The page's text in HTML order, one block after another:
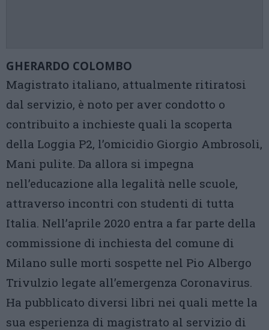
GHERARDO COLOMBO
Magistrato italiano, attualmente ritiratosi
dal servizio, è noto per aver condotto o
contribuito a inchieste quali la scoperta
della Loggia P2, l’omicidio Giorgio Ambrosoli,
Mani pulite. Da allora si impegna
nell’educazione alla legalità nelle scuole,
attraverso incontri con studenti di tutta
Italia. Nell’aprile 2020 entra a far parte della
commissione di inchiesta del comune di
Milano sulle morti sospette nel Pio Albergo
Trivulzio legate all’emergenza Coronavirus.
Ha pubblicato diversi libri nei quali mette la
sua esperienza di magistrato al servizio di